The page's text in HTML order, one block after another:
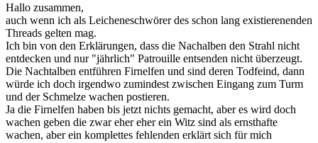
Hallo zusammen,
auch wenn ich als Leicheneschwörer des schon lang existierenenden
Threads gelten mag.
Ich bin von den Erklärungen, dass die Nachalben den Strahl nicht
entdecken und nur "jährlich" Patrouille entsenden nicht überzeugt.
Die Nachtalben entführen Firnelfen und sind deren Todfeind, dann
würde ich doch irgendwo zumindest zwischen Eingang zum Turm
und der Schmelze wachen postieren.
Ja die Firnelfen haben bis jetzt nichts gemacht, aber es wird doch
wachen geben die zwar eher eher ein Witz sind als ernsthafte
wachen, aber ein komplettes fehlenden erklärt sich für mich